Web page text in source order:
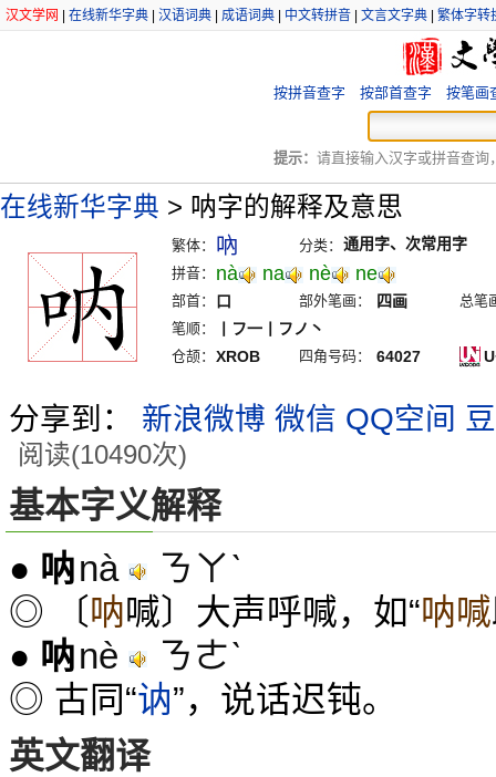
汉文学网 在线新华字典 汉语词典 成语词典 中文转拼音 文言文字典 繁体字转
按拼音查字 按部首查字 按笔画
提示： 请直接输入汉字或拼音查询
在线新华字典 > 呐字的解释及意思
繁体： 吶 分类： 通用字、次常用字
拼音： nà na nè ne
部首： 口 部外笔画： 四画
总笔
笔顺：
丨フ一丨フノ丶
仓颉： XROB 四角号码： 64027
分享到： 新浪微博 微信 QQ空间
阅读(10490次)
基本字义解释
● 呐nà ㄋㄚˋ
◎ 〔呐喊〕大声呼喊，如“呐喊
● 呐nè ㄋㄜˋ
◎ 古同“讷”，说话迟钝。
英文翻译